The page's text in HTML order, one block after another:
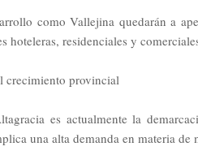
como Vallejina quedarán a
hoteleras, residenciales y
crecimiento provincial
es actualmente la
una alta demanda en materia